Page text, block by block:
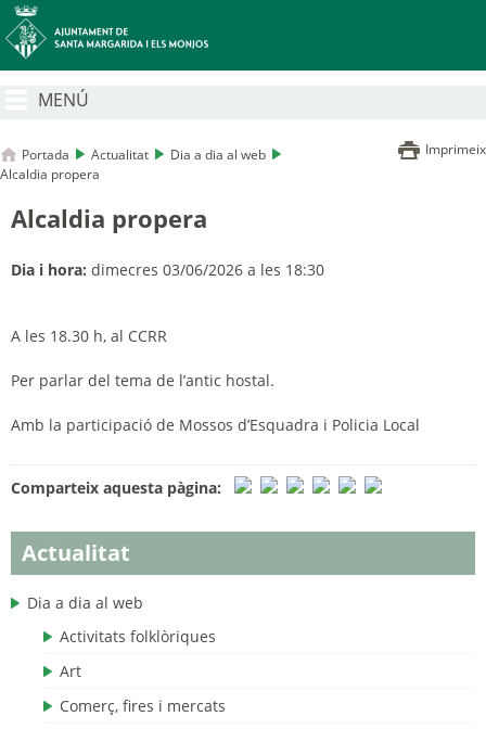
MENÚ
Portada Actualitat
Dia a dia al web
Alcaldia propera
Imprimeix
Actualitat
Dia a dia al web
Activitats folklòriques
Art
Comerç, fires i mercats
Alcaldia propera
Dia i hora: dimecres 03/06/2026 a les 18:30
A les 18.30 h, al CCRR
Per parlar del tema de l’antic hostal.
Amb la participació de Mossos d’Esquadra i Policia Local
Comparteix aquesta pàgina: